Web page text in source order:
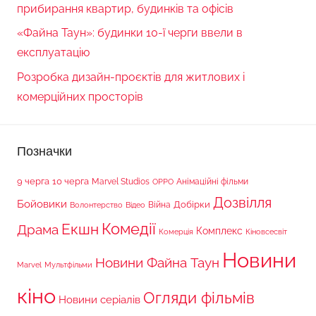
прибирання квартир, будинків та офісів
«Файна Таун»: будинки 10-ї черги ввели в
експлуатацію
Розробка дизайн-проєктів для житлових і
комерційних просторів
Позначки
9 черга 10 черга Marvel Studios OPPO Анімаційні фільми
Бойовики Волонтерство Відео Війна Добірки Дозвілля
Драма Екшн Комедії Комерція Комплекс Кіновсесвіт
Marvel Мультфільми Новини Файна Таун Новини
кіно Новини серіалів Огляди фільмів